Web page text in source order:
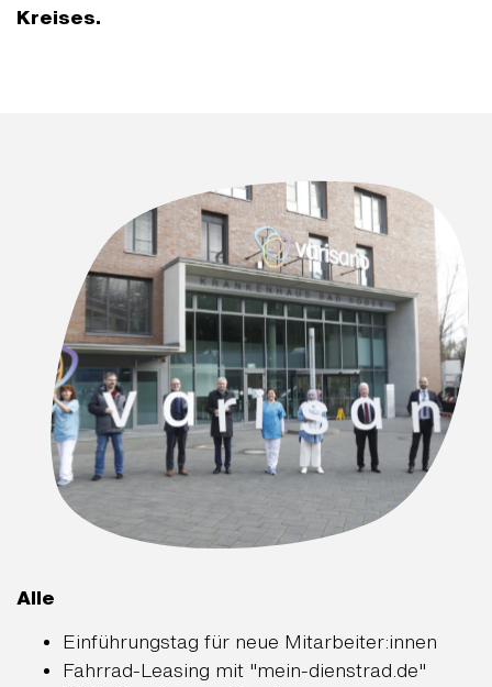
Kreises.
Alle
Einführungstag für neue Mitarbeiter:innen
Fahrrad-Leasing mit "mein-dienstrad.de"